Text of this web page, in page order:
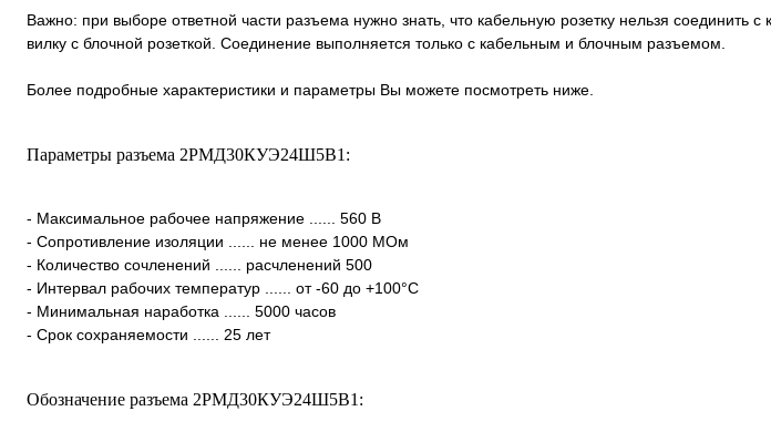
Важно: при выборе ответной части разъема нужно знать, что кабельную розетку нельзя соединить
вилку с блочной розеткой. Соединение выполняется только с кабельным и блочным разъемом.
Более подробные характеристики и параметры Вы можете посмотреть ниже.
Параметры разъема 2РМД30КУЭ24Ш5В1:
- Максимальное рабочее напряжение ...... 560 В
- Сопротивление изоляции ...... не менее 1000 МОм
- Количество сочленений ...... расчленений 500
- Интервал рабочих температур ...... от -60 до +100°С
- Минимальная наработка ...... 5000 часов
- Срок сохраняемости ...... 25 лет
Обозначение разъема 2РМД30КУЭ24Ш5В1: